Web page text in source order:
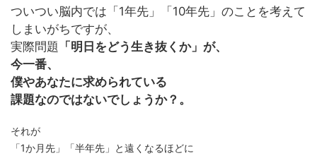
ついつい脳内では「1年先」「10年先」のことを考えて
しまいがちですが、
実際問題 「明日をどう生き抜くか」が、
今一番、
僕やあなたに求められている
課題なのではないでしょうか？。
それが
「1か月先」「半年先」と遠くなるほどに